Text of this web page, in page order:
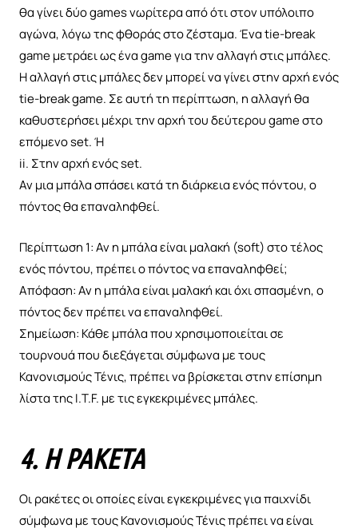
θα γίνει δύο games νωρίτερα από ότι στον υπόλοιπο
αγώνα, λόγω της φθοράς στο ζέσταμα. Ένα tie-break
game μετράει ως ένα game για την αλλαγή στις μπάλες.
Η αλλαγή στις μπάλες δεν μπορεί να γίνει στην αρχή ενός
tie-break game. Σε αυτή τη περίπτωση, η αλλαγή θα
καθυστερήσει μέχρι την αρχή του δεύτερου game στο
επόμενο set. Ή
ii. Στην αρχή ενός set.
Αν μια μπάλα σπάσει κατά τη διάρκεια ενός πόντου, ο
πόντος θα επαναληφθεί.
Περίπτωση 1: Αν η μπάλα είναι μαλακή (soft) στο τέλος
ενός πόντου, πρέπει ο πόντος να επαναληφθεί;
Απόφαση: Αν η μπάλα είναι μαλακή και όχι σπασμένη, ο
πόντος δεν πρέπει να επαναληφθεί.
Σημείωση: Κάθε μπάλα που χρησιμοποιείται σε
τουρνουά που διεξάγεται σύμφωνα με τους
Κανονισμούς Τένις, πρέπει να βρίσκεται στην επίσημη
λίστα της I.T.F. με τις εγκεκριμένες μπάλες.
4. Η ΡΑΚΈΤΑ
Οι ρακέτες οι οποίες είναι εγκεκριμένες για παιχνίδι
σύμφωνα με τους Κανονισμούς Τένις πρέπει να είναι